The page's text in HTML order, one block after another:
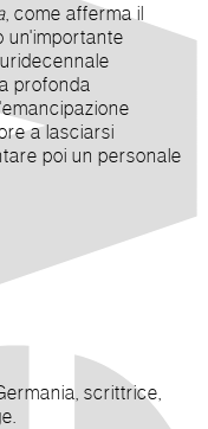
, come afferma il
un'importante
profonda
a lasciarsi
poi un personale
scrittrice,